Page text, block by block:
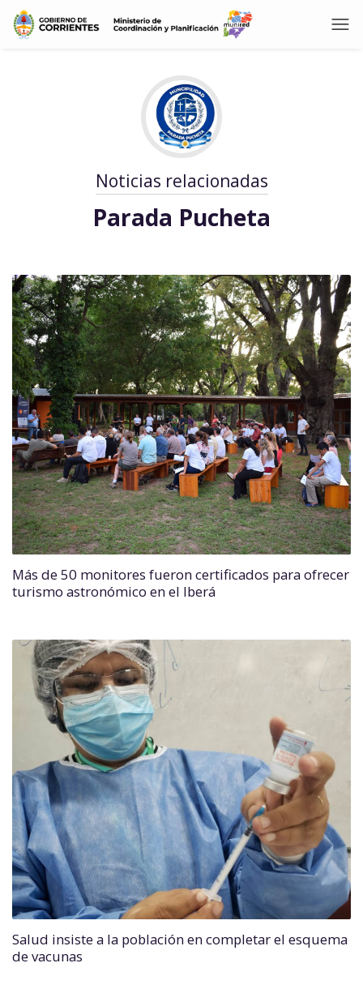
Noticias relacionadas
Parada Pucheta
Más de 50 monitores fueron certificados para ofrecer
turismo astronómico en el Iberá
Salud insiste a la población en completar el esquema
de vacunas